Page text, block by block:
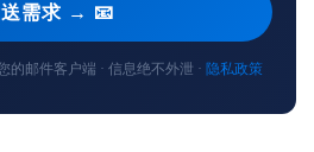
送需求 → 📧
的邮件客户端 · 信息绝不外泄 · 隐私政策